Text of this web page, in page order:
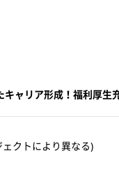
ャリア形成！福利厚生
ェクトにより異なる)